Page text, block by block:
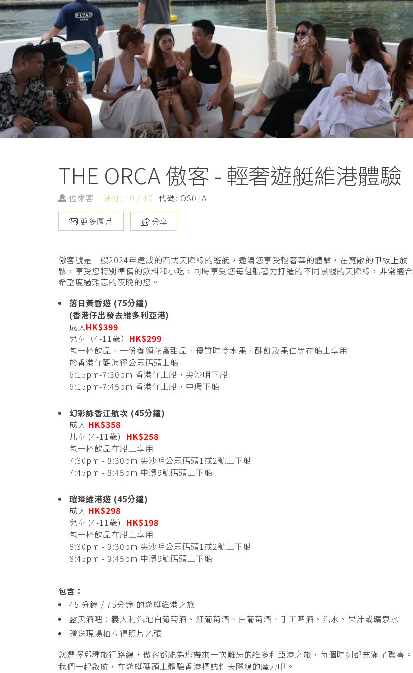
THE ORCA 傲客 - 輕奢遊艇維港體驗
位乘客 評分: 10 / 10 代碼: OS01A
更多圖片
分享
傲客號是一艘2024年建成的西式天際線的遊艇，邀請您享受輕奢華的體驗，在寬敞的甲板上放
鬆，享受您特別準備的飲料和小吃，同時享受您每組船著力打造的不同景觀的天際線，非常適合
希望度過難忘的夜晚的您。
落日黃昏遊 (75分鐘)
(香港仔出發去維多利亞港)
成人HK$399
兒童（4-11歲） HK$299
包一杯飲品、一份養顏燕窩甜品、優質時令水果、酥餅及果仁等在船上享用
於香港仔觀海徑公眾碼頭上船
6:15pm-7:30pm 香港仔上船，尖沙咀下船
6:15pm-7:45pm 香港仔上船，中環下船
幻彩詠香江航次 (45分鐘)
成人 HK$358
儿童 (4-11歲) HK$258
包一杯飲品在船上享用
7:30pm - 8:30pm 尖沙咀公眾碼頭1或2號上下船
7:45pm - 8:45pm 中環9號碼頭上下船
璀璨維港遊 (45分鐘)
成人 HK$298
兒童 (4-11歲) HK$198
包一杯飲品在船上享用
8:30pm - 9:30pm 尖沙咀公眾碼頭1或2號上下船
8:45pm - 9:45pm 中環9號碼頭上下船
包含：
45 分鐘 / 75分鐘 的遊艇維港之旅
露天酒吧︰義大利汽泡白葡萄酒、紅葡萄酒、白葡萄酒、手工啤酒、汽水、果汁或礦泉水
贈送現場拍立得照片乙張
您選擇哪種旅行路線，傲客都能為您帶來一次難忘的維多利亞港之旅，每個時刻都充滿了驚喜。
我們一起啟航，在遊艇碼頭上體驗香港標誌性天際線的魔力吧。